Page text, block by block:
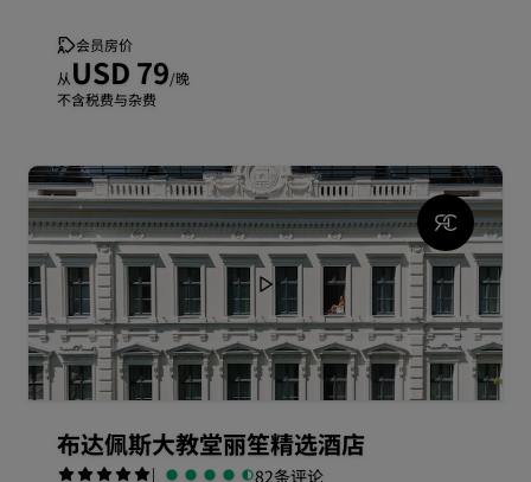
会员房价
从 USD 79/晚
不含税费与杂费
布达佩斯大教堂丽笙精选酒店
| 82条评论